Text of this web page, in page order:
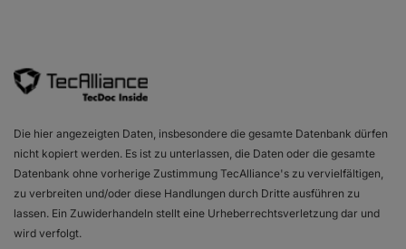
Die hier angezeigten Daten, insbesondere die gesamte Datenbank dürfen
nicht kopiert werden. Es ist zu unterlassen, die Daten oder die gesamte
Datenbank ohne vorherige Zustimmung TecAlliance's zu vervielfältigen,
zu verbreiten und/oder diese Handlungen durch Dritte ausführen zu
lassen. Ein Zuwiderhandeln stellt eine Urheberrechtsverletzung dar und
wird verfolgt.